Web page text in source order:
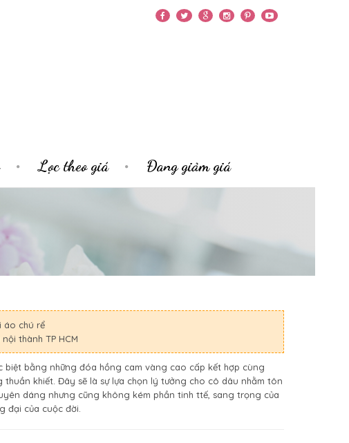
Lọc theo giá Đang giảm giá
áo chú rể
thành TP HCM
biệt bằng những đóa hồng cam vàng cao cấp kết hợp cùng
thuần khiết. Đây sẽ là sự lựa chọn lý tưởng cho cô dâu nhằm tôn
dáng nhưng cũng không kém phần tinh ttế, sang trọng của
đại của cuộc đời.